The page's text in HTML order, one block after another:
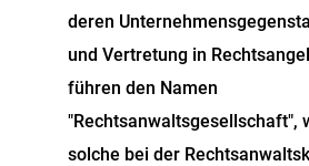
deren
und Vertretung in
führen den Namen
"Rechtsanwaltsgesellschaft",
solche bei der